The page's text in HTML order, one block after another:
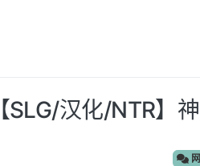
【SLG/汉化/NTR】